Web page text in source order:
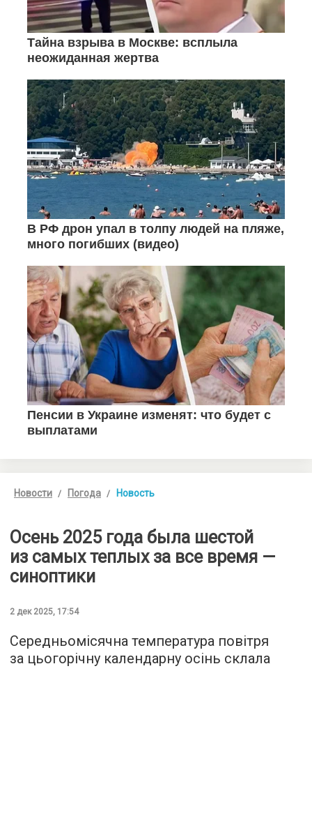
Новости Погода Новость
Осень 2025 года была шестой
из самых теплых за все время —
синоптики
2 дек 2025, 17:54
Середньомісячна температура повітря
за цьогорічну календарну осінь склала